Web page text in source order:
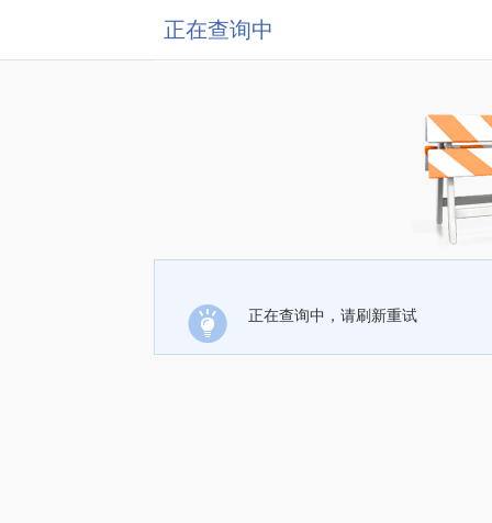
正在查询中
正在查询中，请刷新重试